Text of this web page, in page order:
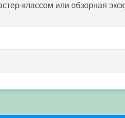
классом или обзорная